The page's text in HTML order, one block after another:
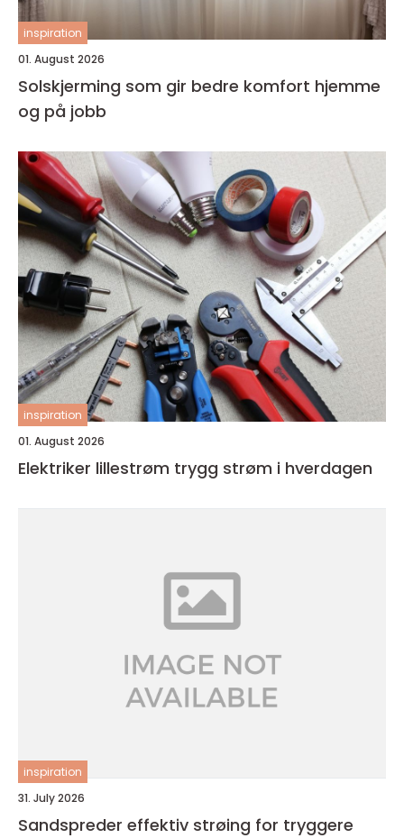
inspiration
01. August 2026
Solskjerming som gir bedre komfort hjemme
og på jobb
inspiration
01. August 2026
Elektriker lillestrøm trygg strøm i hverdagen
inspiration
31. July 2026
Sandspreder effektiv strøing for tryggere